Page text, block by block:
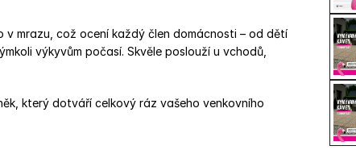
mrazu, což ocení každý člen domácnosti – od dětí
výkyvům počasí. Skvěle poslouží u vchodů,
který dotváří celkový ráz vašeho venkovního